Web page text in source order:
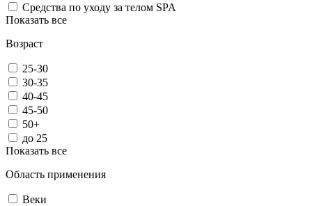
Средства по уходу за телом SPA
Показать все
Возраст
25-30
30-35
40-45
45-50
50+
до 25
Показать все
Область применения
Веки